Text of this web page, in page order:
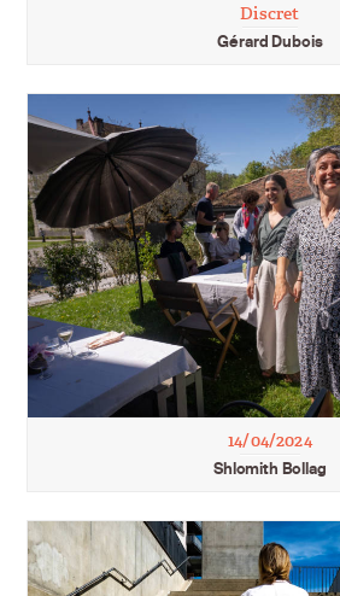
Discret
Gérard Dubois
14/04/2024
Shlomith Bollag